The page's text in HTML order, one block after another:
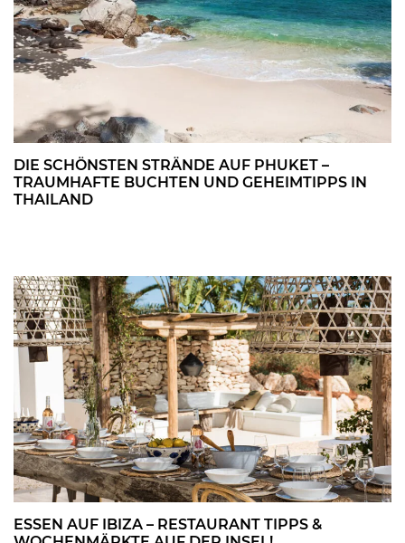
DIE SCHÖNSTEN STRÄNDE AUF PHUKET –
TRAUMHAFTE BUCHTEN UND GEHEIMTIPPS IN
THAILAND
ESSEN AUF IBIZA – RESTAURANT TIPPS &